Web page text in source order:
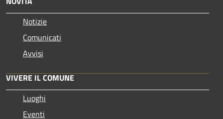
Notizie
Comunicati
Avvisi
VIVERE IL COMUNE
Luoghi
Eventi